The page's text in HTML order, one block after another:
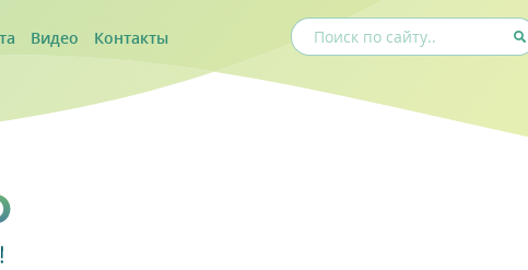
Видео Контакты